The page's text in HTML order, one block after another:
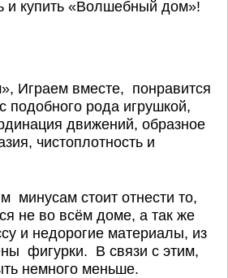
и купить «Волшебный дом»!
Играем вместе, понравится
подобного рода игрушкой,
движений, образное
чистоплотность и
минусам стоит отнести то,
не во всём доме, а так же
и недорогие материалы, из
фигурки. В связи с этим,
немного меньше.